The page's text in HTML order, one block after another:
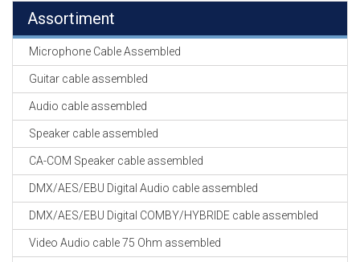
Assortiment
Microphone Cable Assembled
Guitar cable assembled
Audio cable assembled
Speaker cable assembled
CA-COM Speaker cable assembled
DMX/AES/EBU Digital Audio cable assembled
DMX/AES/EBU Digital COMBY/HYBRIDE cable assembled
Video Audio cable 75 Ohm assembled